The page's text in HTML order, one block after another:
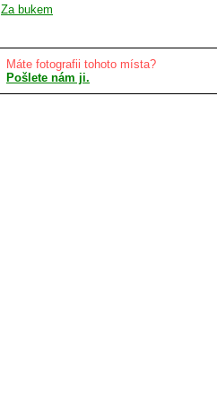
Za bukem
Máte fotografii tohoto místa?
Pošlete nám ji.